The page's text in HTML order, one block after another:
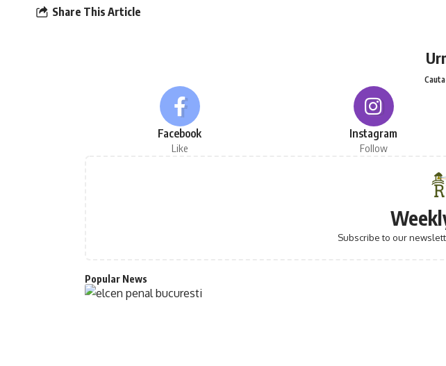
Share This Article
Facebook
Like
Instagram
Follow
Subscribe to our
Popular News